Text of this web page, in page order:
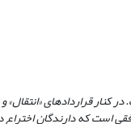
کنار قراردادهای
است که دارندگان